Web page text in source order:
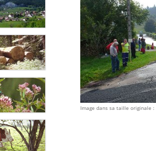
Image dans sa taille originale :